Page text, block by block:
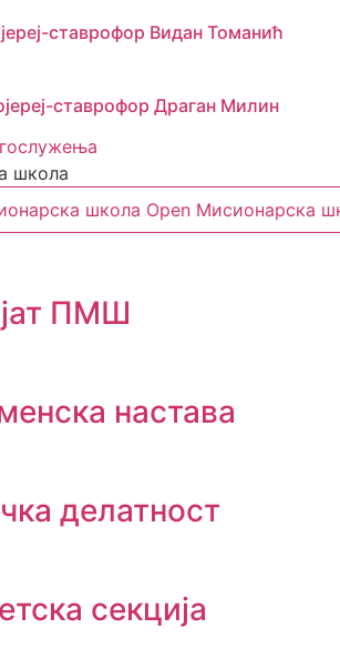
ставрофор Видан Томанић
ставрофор Драган Милин
школа
школа Open Мисионарска
ПМШ
настава
делатност
секција